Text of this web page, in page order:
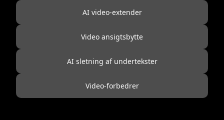
AI video-extender
Video ansigtsbytte
AI sletning af undertekster
Video-forbedrer